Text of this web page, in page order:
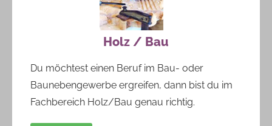
Holz / Bau
Du möchtest einen Beruf im Bau- oder
Baunebengewerbe ergreifen, dann bist du im
Fachbereich Holz/Bau genau richtig.